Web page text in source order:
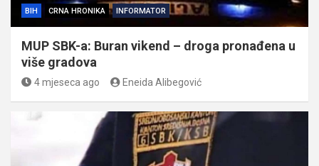
BIH CRNA HRONIKA INFORMATOR
MUP SBK-a: Buran vikend – droga pronađena u
više gradova
4 mjeseca ago Eneida Alibegović